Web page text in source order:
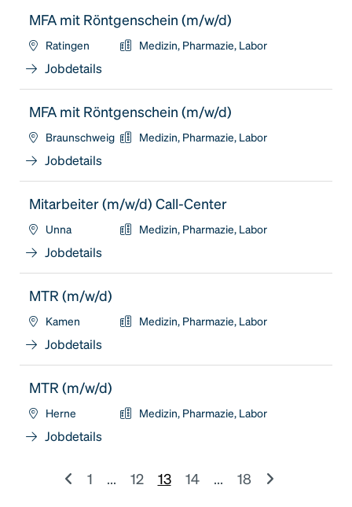
MFA mit Röntgenschein (m/w/d)
Ratingen Medizin, Pharmazie, Labor
Jobdetails
MFA mit Röntgenschein (m/w/d)
Braunschweig Medizin, Pharmazie, Labor
Jobdetails
Mitarbeiter (m/w/d) Call-Center
Unna Medizin, Pharmazie, Labor
Jobdetails
MTR (m/w/d)
Kamen Medizin, Pharmazie, Labor
Jobdetails
MTR (m/w/d)
Herne Medizin, Pharmazie, Labor
Jobdetails
1 ... 12 13 14 ... 18